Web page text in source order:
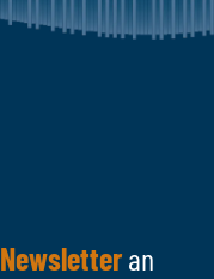
Newsletteran